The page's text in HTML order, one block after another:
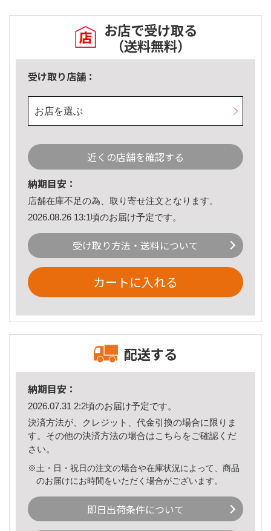
お店で受け取る
（送料無料）
受け取り店舗：
お店を選ぶ
近くの店舗を確認する
納期目安：
店舗在庫不足の為、取り寄せ注文となります。
2026.08.26 13:1頃のお届け予定です。
受け取り方法・送料について
カートに入れる
配送する
納期目安：
2026.07.31 2:2頃のお届け予定です。
決済方法が、クレジット、代金引換の場合に限りま
す。その他の決済方法の場合はこちら をご確認くだ
さい。
※土・日・祝日の注文の場合や在庫状況によって、商品
のお届けにお時間をいただく場合がございます。
即日出荷条件について